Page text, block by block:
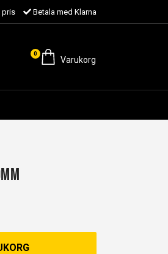
pris Betala med Klarna
0
Varukorg